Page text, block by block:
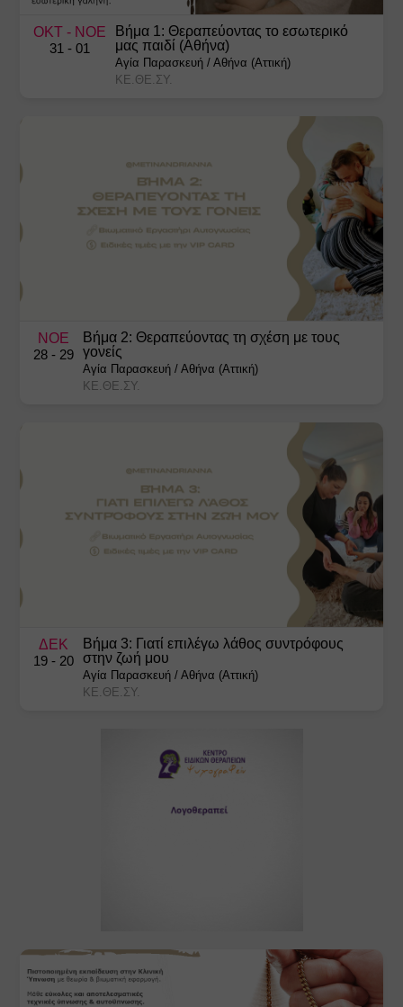
ΟΚΤ
- ΝΟΕ
31 - 01
Βήμα 1: Θεραπεύοντας το εσωτερικό
μας παιδί (Αθήνα)
Αγία Παρασκευή /Αθήνα (Αττική)
ΚΕ.ΘΕ.ΣΥ.
ΝΟΕ
28 - 29
Βήμα 2: Θεραπεύοντας τη σχέση με τους
γονείς
Αγία Παρασκευή /Αθήνα (Αττική)
ΚΕ.ΘΕ.ΣΥ.
ΔΕΚ
19 - 20
Βήμα 3: Γιατί επιλέγω λάθος συντρόφους
στην ζωή μου
Αγία Παρασκευή /Αθήνα (Αττική)
ΚΕ.ΘΕ.ΣΥ.